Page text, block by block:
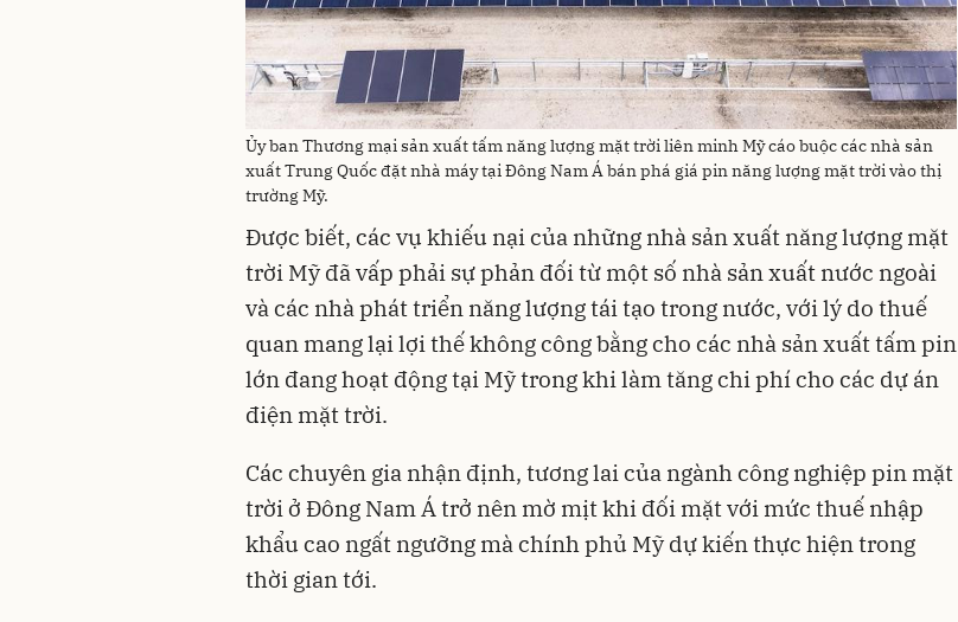
Ủy ban Thương mại sản xuất tấm năng lượng mặt trời liên minh Mỹ cáo buộc các nhà sản
xuất Trung Quốc đặt nhà máy tại Đông Nam Á bán phá giá pin năng lượng mặt trời vào thị
trường Mỹ.
Được biết, các vụ khiếu nại của những nhà sản xuất năng lượng mặt
trời Mỹ đã vấp phải sự phản đối từ một số nhà sản xuất nước ngoài
và các nhà phát triển năng lượng tái tạo trong nước, với lý do thuế
quan mang lại lợi thế không công bằng cho các nhà sản xuất tấm pin
lớn đang hoạt động tại Mỹ trong khi làm tăng chi phí cho các dự án
điện mặt trời.
Các chuyên gia nhận định, tương lai của ngành công nghiệp pin mặt
trời ở Đông Nam Á trở nên mờ mịt khi đối mặt với mức thuế nhập
khẩu cao ngất ngưỡng mà chính phủ Mỹ dự kiến thực hiện trong
thời gian tới.